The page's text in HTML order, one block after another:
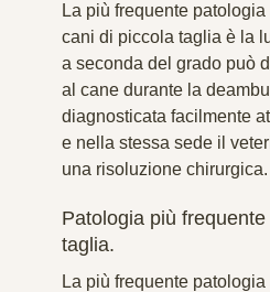
La più frequente
cani di piccola taglia è la
a seconda del grado può
al cane durante la
diagnosticata facilmente
e nella stessa sede il
una risoluzione chirurgica.
Patologia più
taglia.
La più frequente